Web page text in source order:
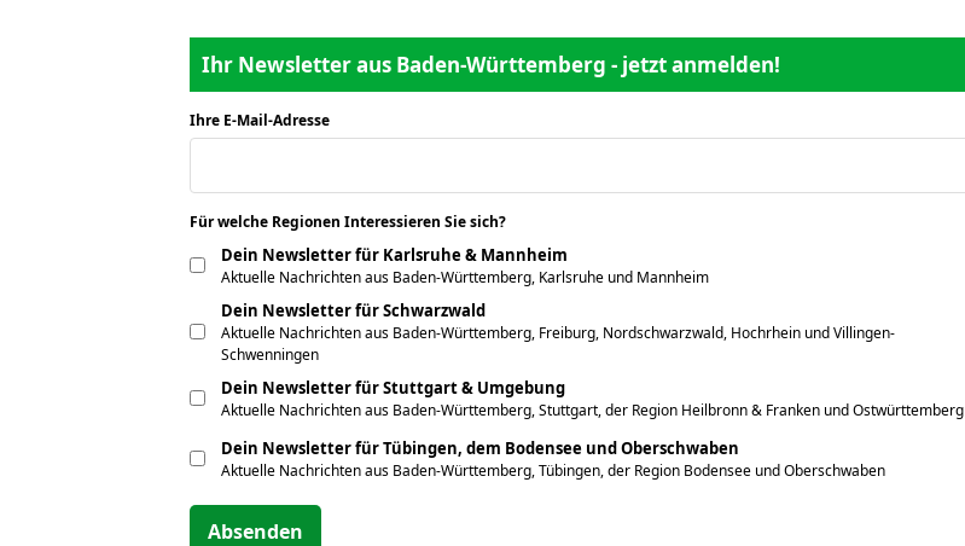
Ihr Newsletter aus Baden-Württemberg - jetzt anmelden!
Ihre E-Mail-Adresse
Für welche Regionen Interessieren Sie sich?
Dein Newsletter für Karlsruhe & Mannheim
Aktuelle Nachrichten aus Baden-Württemberg, Karlsruhe und Mannheim
Dein Newsletter für Schwarzwald
Aktuelle Nachrichten aus Baden-Württemberg, Freiburg, Nordschwarzwald, Hochrhein und Villingen-
Schwenningen
Dein Newsletter für Stuttgart & Umgebung
Aktuelle Nachrichten aus Baden-Württemberg, Stuttgart, der Region Heilbronn & Franken und Ostwürttemberg
Dein Newsletter für Tübingen, dem Bodensee und Oberschwaben
Aktuelle Nachrichten aus Baden-Württemberg, Tübingen, der Region Bodensee und Oberschwaben
Absenden